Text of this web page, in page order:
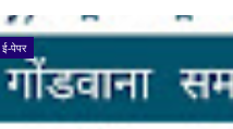
ई-पेपर